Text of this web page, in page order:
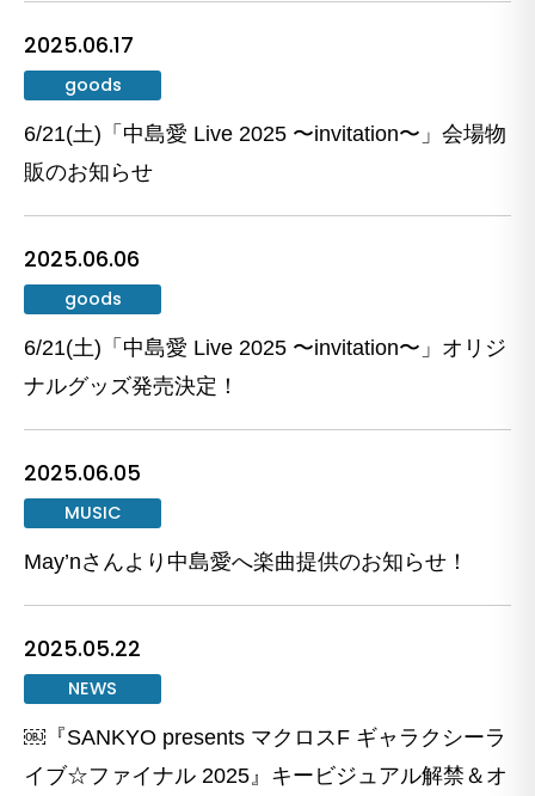
2025.06.17
goods
6/21(土)「中島愛 Live 2025 〜invitation〜」会場物
販のお知らせ
2025.06.06
goods
6/21(土)「中島愛 Live 2025 〜invitation〜」オリジ
ナルグッズ発売決定！
2025.06.05
MUSIC
May’nさんより中島愛へ楽曲提供のお知らせ！
2025.05.22
NEWS
￼『SANKYO presents マクロスF ギャラクシーラ
イブ☆ファイナル 2025』キービジュアル解禁＆オ